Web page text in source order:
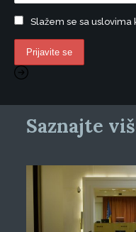
Slažem se sa uslovima
Saznajte